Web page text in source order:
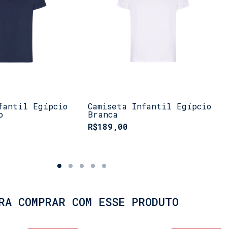
Egípcio Camiseta Infantil Egípcio
Branca
R$189,00
COMPRAR COM ESSE PRODUTO